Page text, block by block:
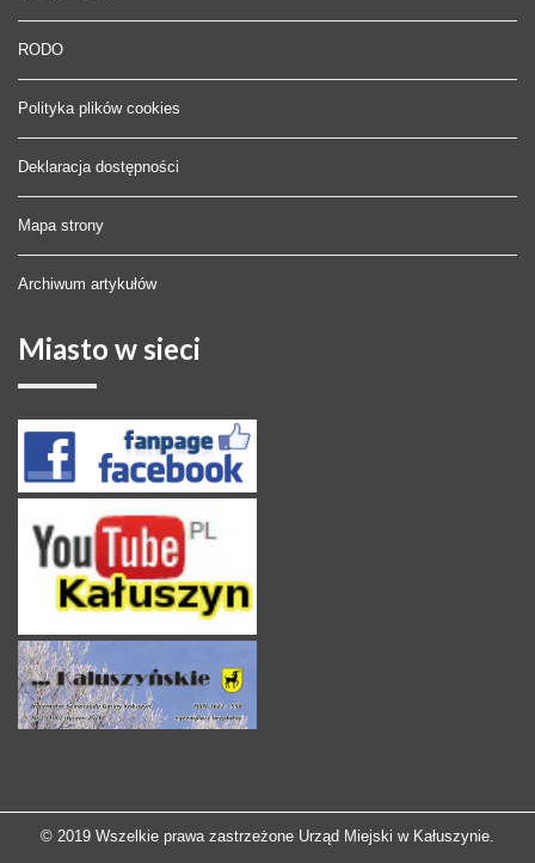
RODO
Polityka plików cookies
Deklaracja dostępności
Mapa strony
Archiwum artykułów
Miasto w sieci
© 2019 Wszelkie prawa zastrzeżone Urząd Miejski w Kałuszynie.